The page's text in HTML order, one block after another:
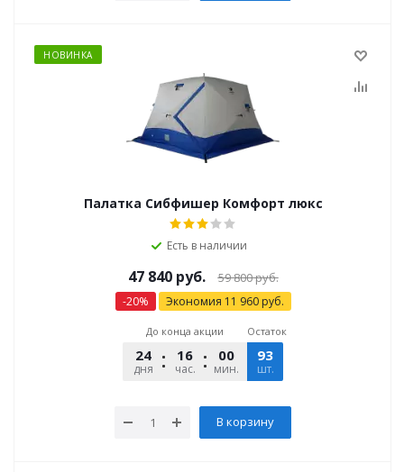
НОВИНКА
Палатка Сибфишер Комфорт люкс
Есть в наличии
47 840руб. 59 800руб.
-20% Экономия 11 960руб.
До конца акции
24
дня
16
час.
00
мин.
14
сек.
Остаток
93
шт.
В корзину